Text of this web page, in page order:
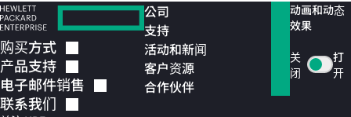
购买方式
产品支持
电子邮件销售
联系我们
公司
支持
活动和新闻
客户资源
合作伙伴
动画和动态
效果
关
闭
打
开